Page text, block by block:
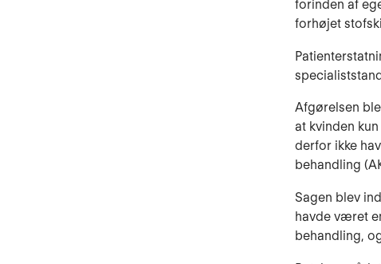
forinden af
forhøjet
Afgørelsen
at kvinden
derfor ikke
behandling
Sagen blev
havde været
behandling,